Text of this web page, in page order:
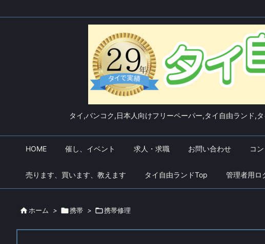
タイ,バンコク,日本人向けフリーペーパー,タイ自由ランド,
HOME 催し、イベント 求人・求職 お問い合わせ コ
売ります、買います、教えます タイ自由ランドTop 管理者用ロ
 ホーム > 携帯 > 携帯修理